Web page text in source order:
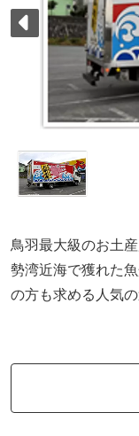
鳥羽最大級のお土
勢湾近海で獲れた
の方も求める人気の